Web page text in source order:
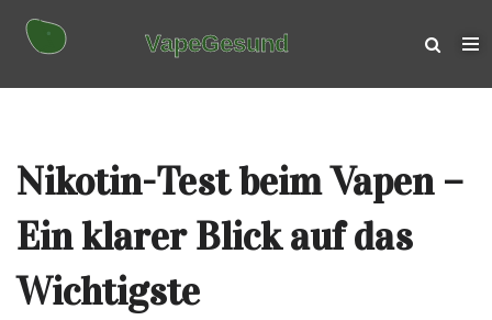
Nikotin-Test beim Vapen –
Ein klarer Blick auf das
Wichtigste